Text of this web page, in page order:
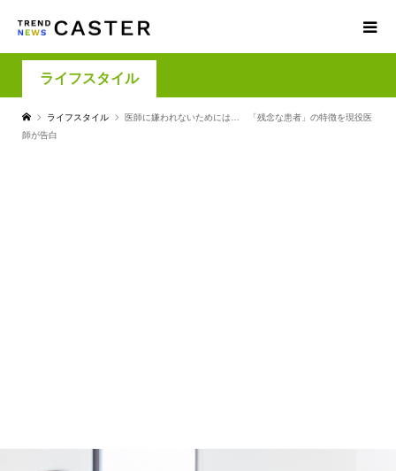
ライフスタイル
ライフスタイル
医師に嫌われないためには… 「残念な患者」の特徴を現役医
師が告白